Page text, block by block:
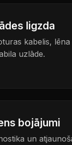
ligzda
kabelis, lēna
uzlāde.
bojājumi
un